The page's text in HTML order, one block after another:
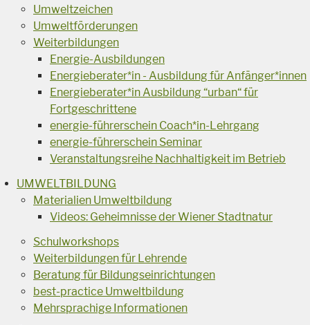
Umweltzeichen
Umweltförderungen
Weiterbildungen
Energie-Ausbildungen
Energieberater*in - Ausbildung für Anfänger*innen
Energieberater*in Ausbildung “urban“ für
Fortgeschrittene
energie-führerschein Coach*in-Lehrgang
energie-führerschein Seminar
Veranstaltungsreihe Nachhaltigkeit im Betrieb
UMWELTBILDUNG
Materialien Umweltbildung
Videos: Geheimnisse der Wiener Stadtnatur
Schulworkshops
Weiterbildungen für Lehrende
Beratung für Bildungseinrichtungen
best-practice Umweltbildung
Mehrsprachige Informationen